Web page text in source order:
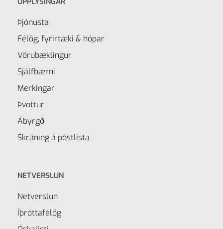
Þjónusta
Félög, fyrirtæki & hópar
Vörubæklingur
Sjálfbærni
Merkingar
Þvottur
Ábyrgð
Skráning á póstlista
NETVERSLUN
Netverslun
Íþróttafélög